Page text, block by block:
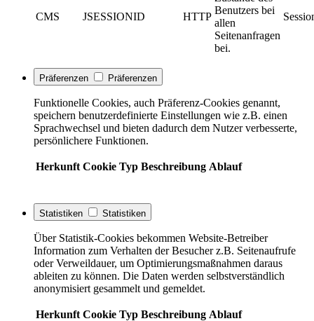
CMS JSESSIONID HTTP
Benutzers bei
allen
Seitenanfragen
bei.
Präferenzen Präferenzen
Funktionelle Cookies, auch Präferenz-Cookies genannt,
speichern benutzerdefinierte Einstellungen wie z.B. einen
Sprachwechsel und bieten dadurch dem Nutzer verbesserte,
persönlichere Funktionen.
Herkunft Cookie Typ Beschreibung Ablauf
Statistiken Statistiken
Über Statistik-Cookies bekommen Website-Betreiber
Information zum Verhalten der Besucher z.B. Seitenaufrufe
oder Verweildauer, um Optimierungsmaßnahmen daraus
ableiten zu können. Die Daten werden selbstverständlich
anonymisiert gesammelt und gemeldet.
Herkunft Cookie Typ Beschreibung Ablauf